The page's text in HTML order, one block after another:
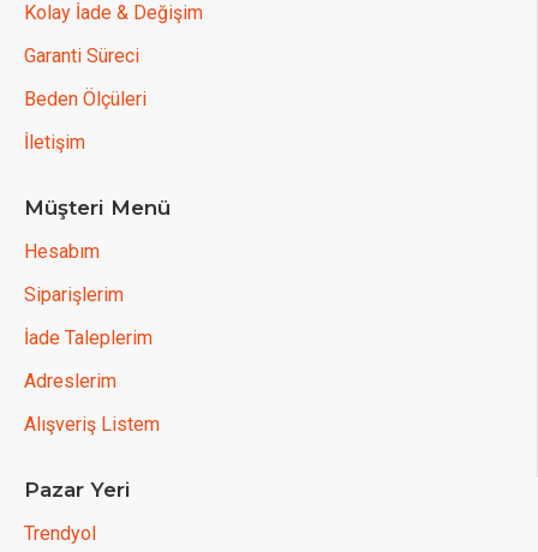
Kolay İade & Değişim
Garanti Süreci
Beden Ölçüleri
İletişim
Müşteri Menü
Hesabım
Siparişlerim
İade Taleplerim
Adreslerim
Alışveriş Listem
Pazar Yeri
Trendyol